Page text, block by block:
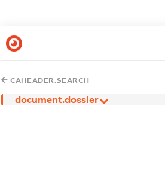
CAHEADER.SEARCH
document.dossier